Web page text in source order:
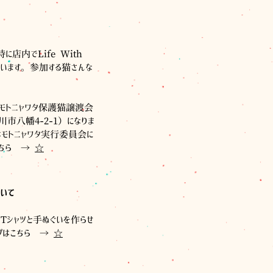
に店内でLife With
す。参加する猫さんな
トニャワタ保護猫譲渡会
市八幡4-2-1）になりま
トニャワタ実行委員会に
ちら → ☆
て
Tシャツと手ぬぐいを作らせ
プはこちら → ☆